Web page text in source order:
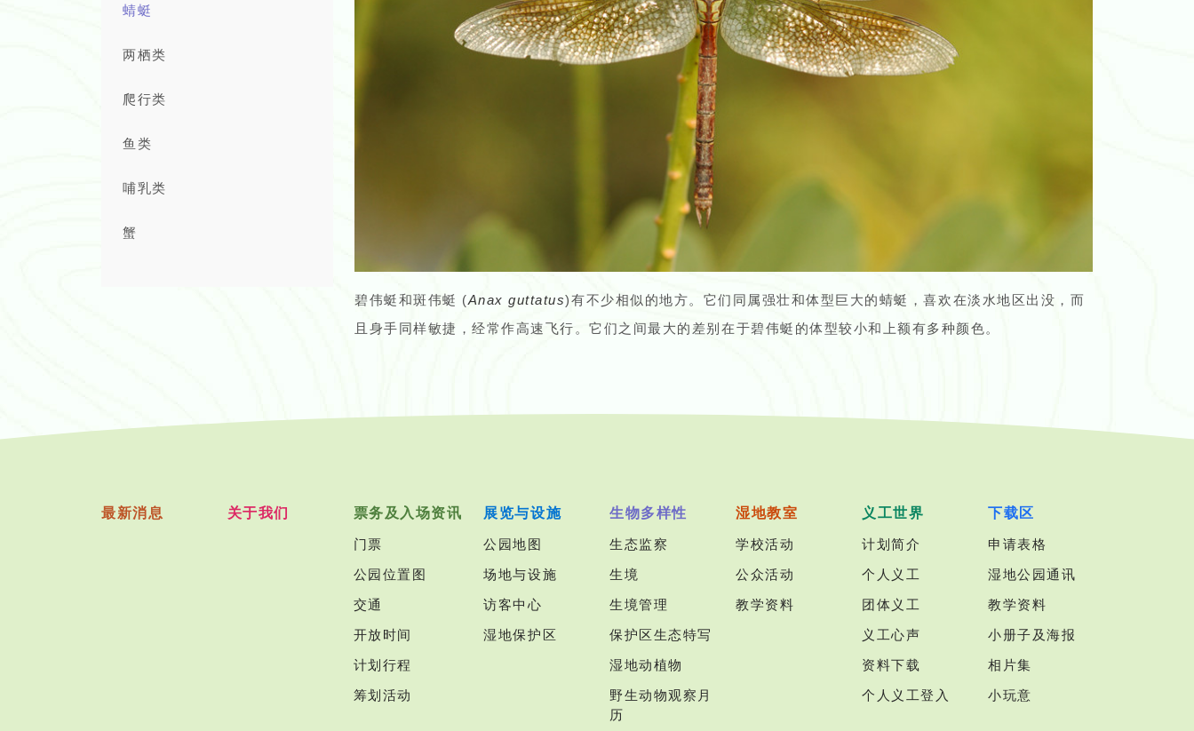
蜻蜓
两栖类
爬行类
鱼类
哺乳类
蟹
碧伟蜓和斑伟蜓 (Anax guttatus)有不少相似的地方。它们同属强壮和体型巨大的蜻蜓，喜欢在淡水地区出没，而
且身手同样敏捷，经常作高速飞行。它们之间最大的差别在于碧伟蜓的体型较小和上额有多种颜色。
最新消息 关于我们 票务及入场资讯
门票
公园位置图
交通
开放时间
计划行程
筹划活动
展览与设施
公园地图
场地与设施
访客中心
湿地保护区
生物多样性
生态监察
生境
生境管理
保护区生态特写
湿地动植物
野生动物观察月
历
湿地教室
学校活动
公众活动
教学资料
义工世界
计划简介
个人义工
团体义工
义工心声
资料下载
个人义工登入
下载区
申请表格
湿地公园通讯
教学资料
小册子及海报
相片集
小玩意